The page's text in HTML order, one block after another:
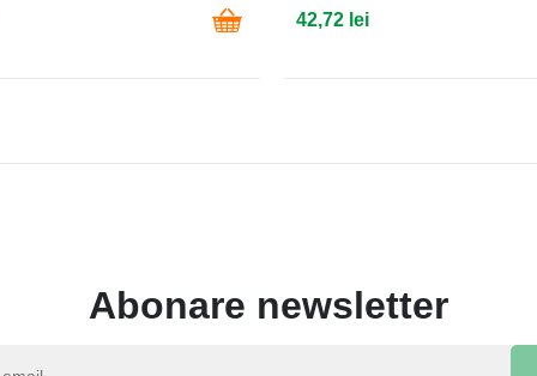
42,72 lei
Abonare newsletter